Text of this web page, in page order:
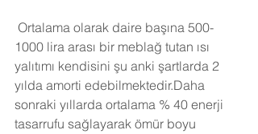
Ortalama olarak daire başına 500-
1000 lira arası bir meblağ tutan ısı
yalıtımı kendisini şu anki şartlarda 2
yılda amorti edebilmektedir.Daha
sonraki yıllarda ortalama % 40 enerji
tasarrufu sağlayarak ömür boyu